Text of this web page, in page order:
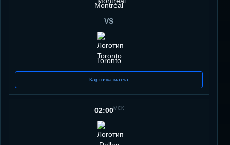
Montréal
VS
Toronto
Карточка матча
02:00МСК